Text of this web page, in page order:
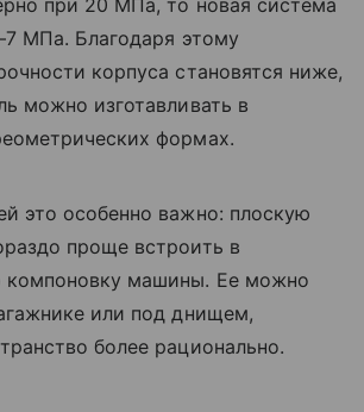
МПа. Благодаря этому
корпуса становятся ниже,
можно изготавливать в
формах.
это особенно важно: плоскую
проще встроить в
машины. Ее можно
или под днищем,
более рационально.